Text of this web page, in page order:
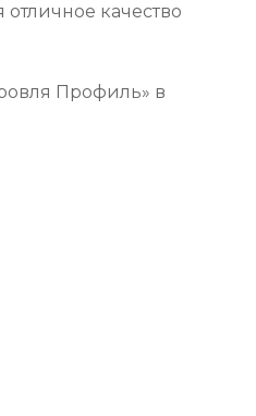
качество
Профиль» в